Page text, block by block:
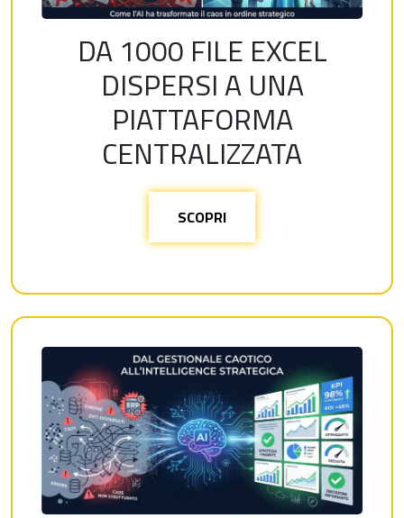
DA 1000 FILE EXCEL
DISPERSI A UNA
PIATTAFORMA
CENTRALIZZATA
SCOPRI